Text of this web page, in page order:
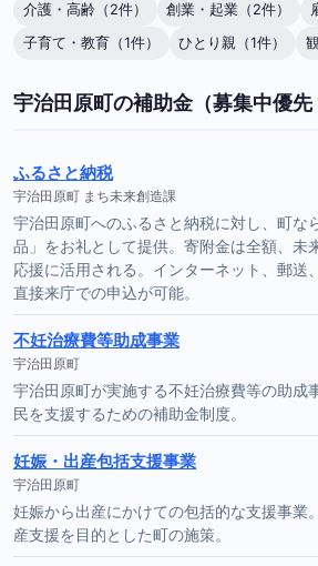
介護・高齢（2件） 創業・起業（2件）
子育て・教育（1件）
ひとり親（1件）
宇治田原町の補助金（募集中優先
ふるさと納税
宇治田原町 まち未来創造課
宇治田原町へのふるさと納税に対し、町な
品」をお礼として提供。寄附金は全額、未
応援に活用される。インターネット、郵送
直接来庁での申込が可能。
不妊治療費等助成事業
宇治田原町
宇治田原町が実施する不妊治療費等の助成
民を支援するための補助金制度。
妊娠・出産包括支援事業
宇治田原町
妊娠から出産にかけての包括的な支援事業
産支援を目的とした町の施策。